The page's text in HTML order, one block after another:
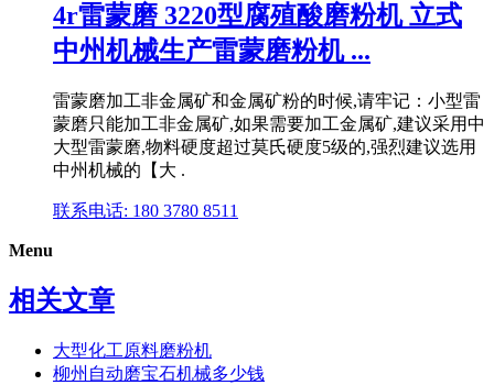
4r雷蒙磨 3220型腐殖酸磨粉机 立式
中州机械生产雷蒙磨粉机 ...
雷蒙磨加工非金属矿和金属矿粉的时候,请牢记：小型雷
蒙磨只能加工非金属矿,如果需要加工金属矿,建议采用中
大型雷蒙磨,物料硬度超过莫氏硬度5级的,强烈建议选用
中州机械的【大 .
联系电话: 180 3780 8511
Menu
相关文章
大型化工原料磨粉机
柳州自动磨宝石机械多少钱